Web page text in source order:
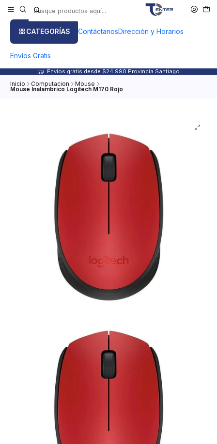
CATEGORÍAS ContáctanosDirección y Horarios
Envíos Gratis
Envíos gratis desde $24.990 Provincia Santiago
Inicio Computacion Mouse
Mouse Inalambrico Logitech M170 Rojo